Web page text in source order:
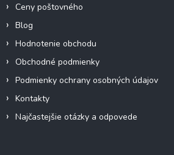
s
u
Ceny poštovného
Blog
Hodnotenie obchodu
Obchodné podmienky
Podmienky ochrany osobných údajov
Kontakty
Najčastejšie otázky a odpovede